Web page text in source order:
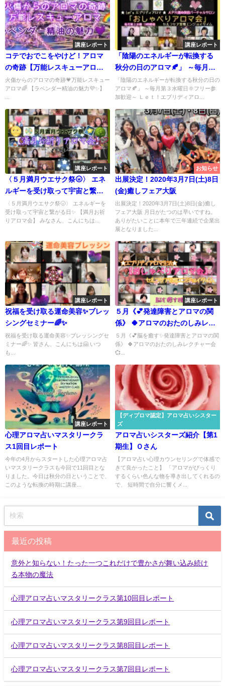
講座レポート
コテでおでこをやけど！アロマ
の奇跡【万能レスキューアロ
マ・ラベンダー精油の魅力】
火傷からのアロマの奇跡💗万能レスキュー
アロマ🌈 【ラベンダー精油の魅力💜✨】
講座レポート
「陰陽のエネルギーが転換する
秋分の日のアロマ🍂」 ～毎月第
３水曜日🌞フリー参加歓迎～ Ｌ
ｅｔ！エブリディアロマ🌟 【お
しゃべりアロマ会】
「陰陽のエネルギーが転換する秋分の日の
アロマ🍂」 ～毎月第３水曜日🌞フリー参
加歓迎～ Ｌｅｔ！エブリディアロ...
講座レポート
〈５月満月ウエサク祭🌝〉 エネ
ルギーを受け取って宇宙と繋が
る日✨ 【満月お祈りアロマ会】
〈５月満月ウエサク祭🌝〉 エネルギーを
受け取って宇宙と繋がる日✨ 【満月お祈
りアロマ会】 みなさん、こんにちは...
お知らせ
出展決定！2020年3月7日(土)8日
(金)癒しフェア大阪
出展決定！2020年3月7日(土)8日(金)癒し
フェア大阪 月日がたつのは早いですね。
ありがたいことに本年で三年連続で企業出
展となりました...
講座レポート
祝福を受け取る運命美容✨ブレッ
シングセミナー🌈✨
祝福を受け取る運命美容✨ブレッシングセ
ミナー🌈✨ 皆さん、こんにちは🤗 いつ
も...
講座レポート
５月《💕発達障害とアロマの関
係》 🍀アロマのおたのしみレク
チャー会💞 ～エブリディアロマ
～【おしゃべりアロマ会】 セル
５月《💕脳を癒す✨発達障害とアロマの関
係》 🍀アロマのおたのしみレクチャー会
💞...
講座レポート
心理アロマ占いマスタリークラ
ス1回目レポート
今年の4月からスタートした心理アロマ占
いマスタリークラスも今回で11回目とな
りました。今日は秋分の日ということで、
このような転換の時期に講座...
【ディプロマ認定】アロマ占いシスター
ズ
アロマ占いシスターズ紹介【第1
期生】Ｏさん
【アロマ占い心理カウンセリングで体感で
きて良かったこと】 「アロマがびっくり
するくらい色んな物を導き出してくれるの
で、 短時間で自分に響くメ...
最近の投稿
意外と知らない！たった一つこれだけで豊かさが舞い込み続け
る本物の魔法
心理アロマ占いマスタリークラス第10回目レポート
心理アロマ占いマスタリークラス第9回目レポート
心理アロマ占いマスタリークラス第8回目レポート
心理アロマ占いマスタリークラス第7回目レポート